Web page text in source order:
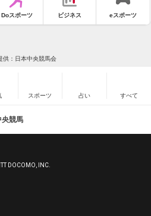
Doスポーツ ビジネス eスポーツ
供：日本中央競馬会
スポーツ 占い すべて
央競馬
DOCOMO, INC.